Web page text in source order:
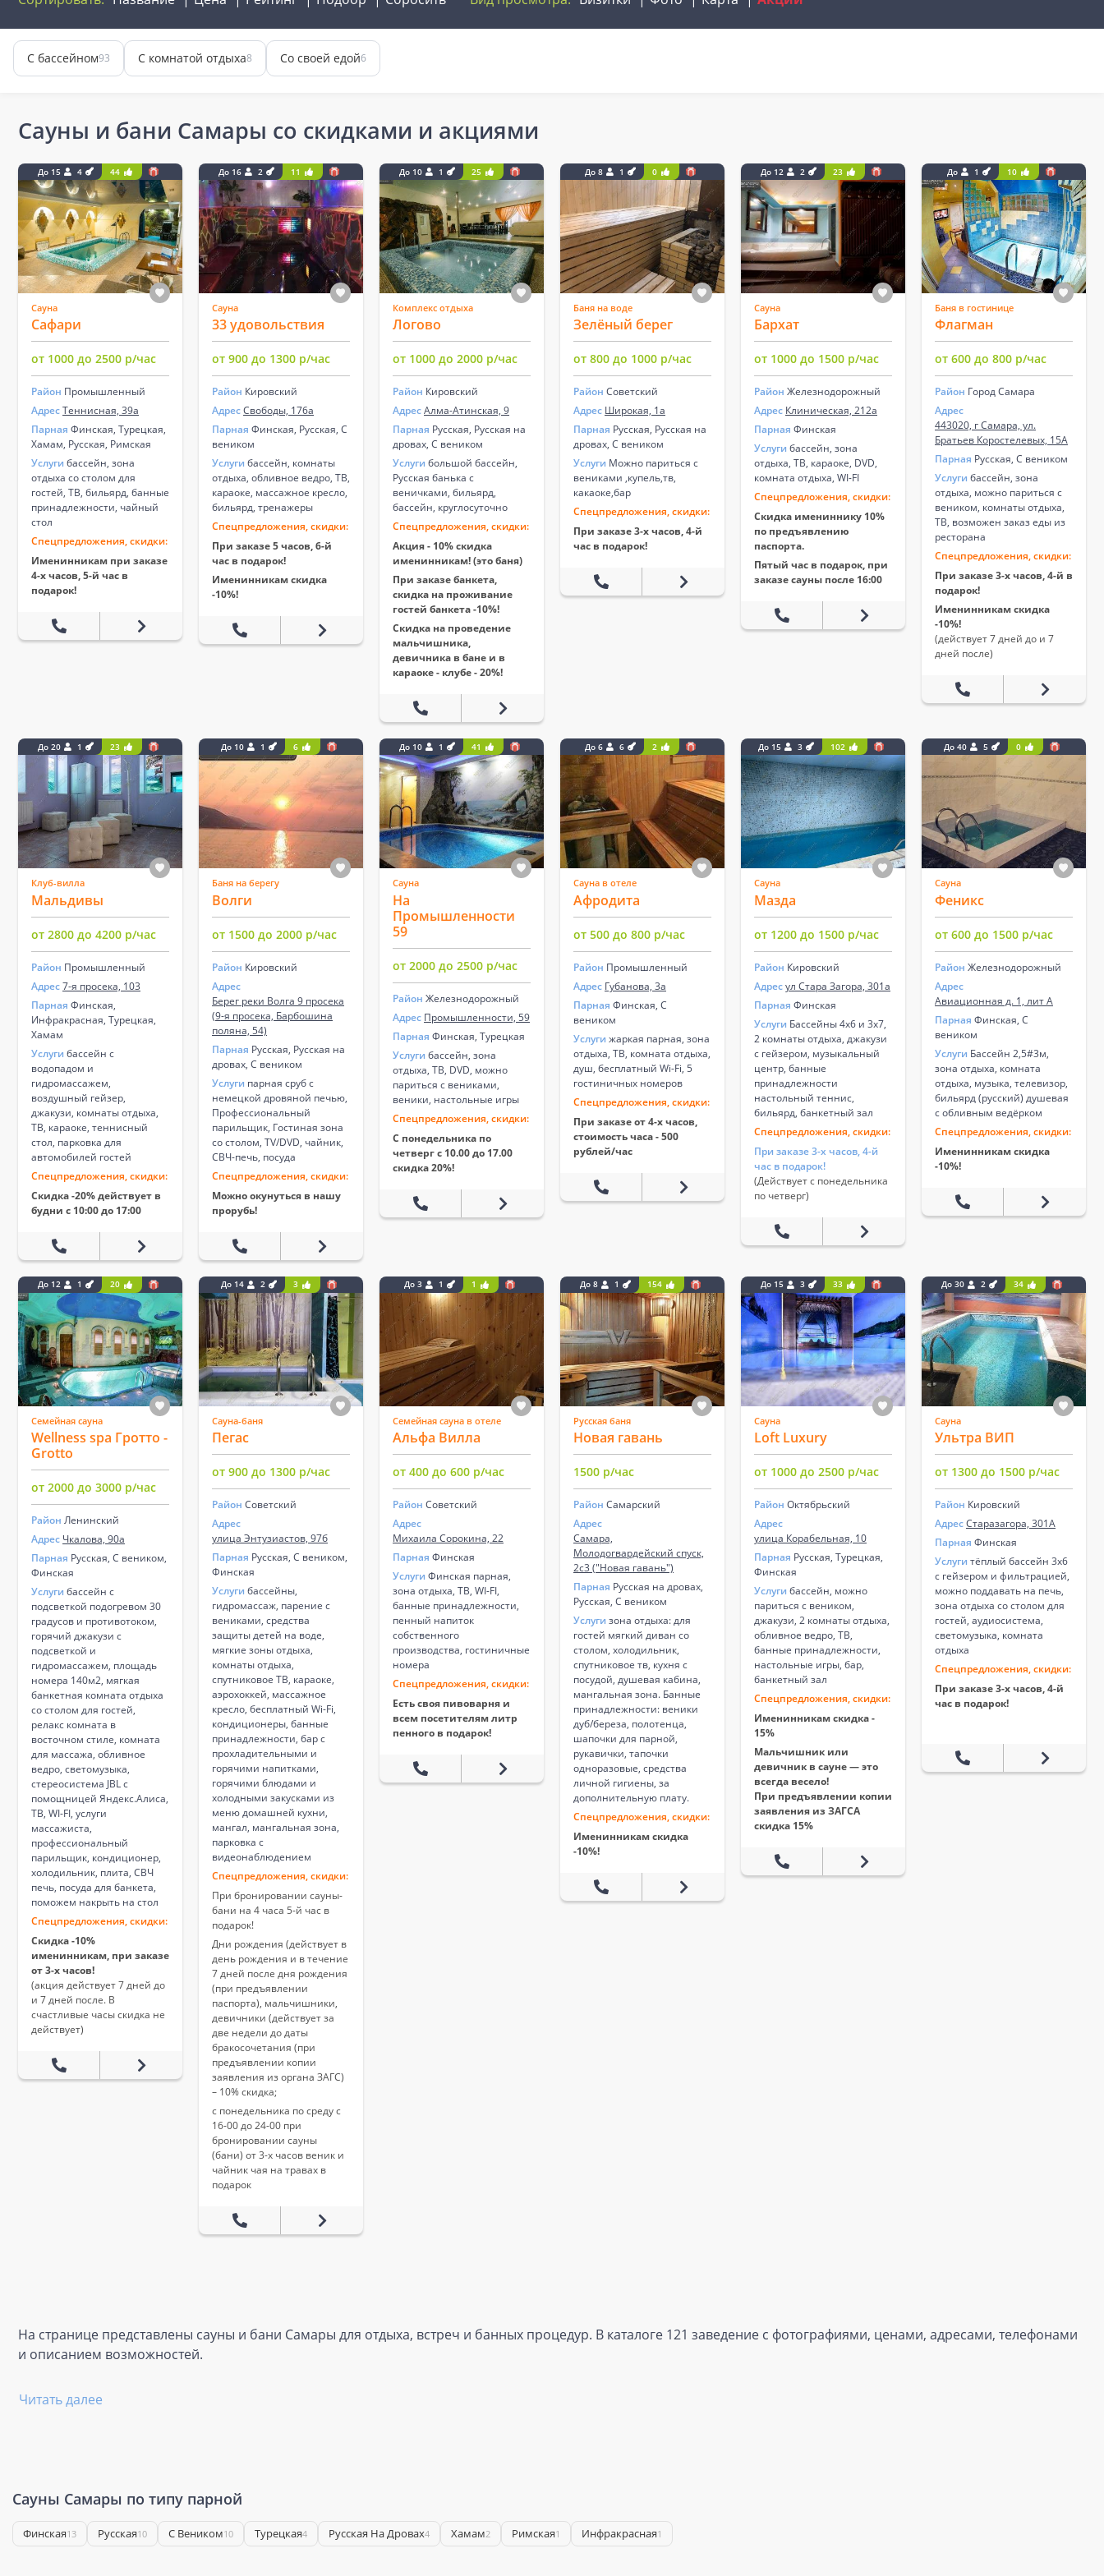
С бассейном93 С комнатой отдыха8 Со своей едой6
Сауны и бани Самары со скидками и акциями
До 15 4 44
Сауна
Сафари
от 1000 до 2500 р/час
Район Промышленный
АдресТеннисная, 39а
Парная Финская, Турецкая,
Хамам, Русская, Римская
Услуги бассейн, зона
отдыха со столом для
гостей, ТВ, бильярд, банные
принадлежности, чайный
стол
Спецпредложения, скидки:
Именинникам при заказе
4-х часов, 5-й час в
подарок!
До 16 2 11
Сауна
33 удовольствия
от 900 до 1300 р/час
Район Кировский
АдресСвободы, 176а
Парная Финская, Русская, С
веником
Услуги бассейн, комнаты
отдыха, обливное ведро, ТВ,
караоке, массажное кресло,
бильярд, тренажеры
Спецпредложения, скидки:
При заказе 5 часов, 6-й
час в подарок!
Именинникам скидка
-10%!
До 10 1 25
Комплекс отдыха
Логово
от 1000 до 2000 р/час
Район Кировский
АдресАлма-Атинская, 9
Парная Русская, Русская на
дровах, С веником
Услуги большой бассейн,
Русская банька с
веничками, бильярд,
бассейн, круглосуточно
Спецпредложения, скидки:
Акция - 10% скидка
именинникам! (это баня)
При заказе банкета,
скидка на проживание
гостей банкета -10%!
Скидка на проведение
мальчишника,
девичника в бане и в
караоке - клубе - 20%!
До 8 1 0
Баня на воде
Зелёный берег
от 800 до 1000 р/час
Район Советский
Адрес Широкая, 1а
Парная Русская, Русская на
дровах, С веником
Услуги Можно париться с
вениками ,купель,тв,
какаоке,бар
Спецпредложения, скидки:
При заказе 3-х часов, 4-й
час в подарок!
До 12 2 23
Сауна
Бархат
от 1000 до 1500 р/час
Район Железнодорожный
Адрес Клиническая, 212а
Парная Финская
Услуги бассейн, зона
отдыха, ТВ, караоке, DVD,
комната отдыха, WI-FI
Спецпредложения, скидки:
Скидка имениннику 10%
по предъявлению
паспорта.
Пятый час в подарок, при
заказе сауны после 16:00
До 1 10
Баня в гостинице
Флагман
от 600 до 800 р/час
Район Город Самара
Адрес
443020, г Самара, ул.
Братьев Коростелевых, 15А
Парная Русская, С веником
Услуги бассейн, зона
отдыха, можно париться с
веником, комнаты отдыха,
ТВ, возможен заказ еды из
ресторана
Спецпредложения, скидки:
При заказе 3-х часов, 4-й в
подарок!
Именинникам скидка
-10%!
(действует 7 дней до и 7
дней после)
До 20 1 23
Клуб-вилла
Мальдивы
от 2800 до 4200 р/час
Район Промышленный
Адрес7-я просека, 103
Парная Финская,
Инфракрасная, Турецкая,
Хамам
Услуги бассейн с
водопадом и
гидромассажем,
воздушный гейзер,
джакузи, комнаты отдыха,
ТВ, караоке, теннисный
стол, парковка для
автомобилей гостей
Спецпредложения, скидки:
Скидка -20% действует в
будни с 10:00 до 17:00
До 10 1 6
Баня на берегу
Волги
от 1500 до 2000 р/час
Район Кировский
Адрес
Берег реки Волга 9 просека
(9-я просека, Барбошина
поляна, 54)
Парная Русская, Русская на
дровах, С веником
Услуги парная сруб с
немецкой дровяной печью,
Профессиональный
парильщик, Гостиная зона
со столом, TV/DVD, чайник,
СВЧ-печь, посуда
Спецпредложения, скидки:
Можно окунуться в нашу
прорубь!
До 10 1 41
Сауна
На
Промышленности
59
от 2000 до 2500 р/час
Район Железнодорожный
Адрес Промышленности, 59
Парная Финская, Турецкая
Услуги бассейн, зона
отдыха, ТВ, DVD, можно
париться с вениками,
веники, настольные игры
Спецпредложения, скидки:
С понедельника по
четверг с 10.00 до 17.00
скидка 20%!
До 6 6 2
Сауна в отеле
Афродита
от 500 до 800 р/час
Район Промышленный
Адрес Губанова, 3а
Парная Финская, С
веником
Услуги жаркая парная, зона
отдыха, ТВ, комната отдыха,
душ, бесплатный Wi-Fi, 5
гостиничных номеров
Спецпредложения, скидки:
При заказе от 4-х часов,
стоимость часа - 500
рублей/час
До 15 3 102
Сауна
Мазда
от 1200 до 1500 р/час
Район Кировский
Адресул Стара Загора, 301а
Парная Финская
Услуги Бассейны 4х6 и 3х7,
2 комнаты отдыха, джакузи
с гейзером, музыкальный
центр, банные
принадлежности
настольный теннис,
бильярд, банкетный зал
Спецпредложения, скидки:
При заказе 3-х часов, 4-й
час в подарок!
(Действует с понедельника
по четверг)
До 40 5 0
Сауна
Феникс
от 600 до 1500 р/час
Район Железнодорожный
Адрес
Авиационная д. 1, лит А
Парная Финская, С
веником
Услуги Бассейн 2,5#3м,
зона отдыха, комната
отдыха, музыка, телевизор,
бильярд (русский) душевая
с обливным ведёрком
Спецпредложения, скидки:
Именинникам скидка
-10%!
До 12 1 20
Семейная сауна
Wellness spa Гротто -
Grotto
от 2000 до 3000 р/час
Район Ленинский
Адрес Чкалова, 90а
Парная Русская, С веником,
Финская
Услуги бассейн с
подсветкой подогревом 30
градусов и противотоком,
горячий джакузи с
подсветкой и
гидромассажем, площадь
номера 140м2, мягкая
банкетная комната отдыха
со столом для гостей,
релакс комната в
восточном стиле, комната
для массажа, обливное
ведро, светомузыка,
стереосистема JBL с
помощницей Яндекс.Алиса,
ТВ, WI-FI, услуги
массажиста,
профессиональный
парильщик, кондиционер,
холодильник, плита, СВЧ
печь, посуда для банкета,
поможем накрыть на стол
Спецпредложения, скидки:
Скидка -10%
именинникам, при заказе
от 3-х часов!
(акция действует 7 дней до
и 7 дней после. В
счастливые часы скидка не
действует)
До 14 2 3
Сауна-баня
Пегас
от 900 до 1300 р/час
Район Советский
Адрес
улица Энтузиастов, 97б
Парная Русская, С веником,
Финская
Услуги бассейны,
гидромассаж, парение с
вениками, средства
защиты детей на воде,
мягкие зоны отдыха,
комнаты отдыха,
спутниковое ТВ, караоке,
аэрохоккей, массажное
кресло, бесплатный Wi-Fi,
кондиционеры, банные
принадлежности, бар с
прохладительными и
горячими напитками,
горячими блюдами и
холодными закусками из
меню домашней кухни,
мангал, мангальная зона,
парковка с
видеонаблюдением
Спецпредложения, скидки:
При бронировании сауны-
бани на 4 часа 5-й час в
подарок!
Дни рождения (действует в
день рождения и в течение
7 дней после дня рождения
(при предъявлении
паспорта), мальчишники,
девичники (действует за
две недели до даты
бракосочетания (при
предъявлении копии
заявления из органа ЗАГС)
– 10% скидка;
с понедельника по среду с
16-00 до 24-00 при
бронировании сауны
(бани) от 3-х часов веник и
чайник чая на травах в
подарок
До 3 1 1
Семейная сауна в отеле
Альфа Вилла
от 400 до 600 р/час
Район Советский
Адрес
Михаила Сорокина, 22
Парная Финская
Услуги Финская парная,
зона отдыха, ТВ, WI-FI,
банные принадлежности,
пенный напиток
собственного
производства, гостиничные
номера
Спецпредложения, скидки:
Есть своя пивoвapня и
всем посетителям литр
пенного в подарок!
До 8 1 154
Русская баня
Новая гавань
1500 р/час
Район Самарский
Адрес
Самара,
Молодогвардейский спуск,
2с3 ("Новая гавань")
Парная Русская на дровах,
Русская, С веником
Услуги зона отдыха: для
гостей мягкий диван со
столом, холодильник,
спутниковое тв, кухня с
посудой, душевая кабина,
мангальная зона. Банные
принадлежности: веники
дуб/береза, полотенца,
шапочки для парной,
рукавички, тапочки
одноразовые, средства
личной гигиены, за
дополнительную плату.
Спецпредложения, скидки:
Именинникам скидка
-10%!
До 15 3 33
Сауна
Loft Luxury
от 1000 до 2500 р/час
Район Октябрьский
Адрес
улица Корабельная, 10
Парная Русская, Турецкая,
Финская
Услуги бассейн, можно
париться с веником,
джакузи, 2 комнаты отдыха,
обливное ведро, ТВ,
банные принадлежности,
настольные игры, бар,
банкетный зал
Спецпредложения, скидки:
Именинникам скидка -
15%
Мальчишник или
девичник в сауне — это
всегда весело!
При предъявлении копии
заявления из ЗАГСА
скидка 15%
До 30 2 34
Сауна
Ультра ВИП
от 1300 до 1500 р/час
Район Кировский
АдресСтаразагора, 301А
Парная Финская
Услуги тёплый бассейн 3х6
с гейзером и фильтрацией,
можно поддавать на печь,
зона отдыха со столом для
гостей, аудиосистема,
светомузыка, комната
отдыха
Спецпредложения, скидки:
При заказе 3-х часов, 4-й
час в подарок!
На странице представлены сауны и бани Самары для отдыха, встреч и банных процедур. В каталоге 121 заведение с фотографиями, ценами, адресами, телефонами
и описанием возможностей.
Читать далее
Сауны Самары по типу парной
Финская13 Русская10 С Веником10 Турецкая4 Русская На Дровах4 Хамам2 Римская1 Инфракрасная1